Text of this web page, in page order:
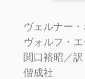
ヴェルナー
ヴォルフ・
関口裕昭／訳
偕成社